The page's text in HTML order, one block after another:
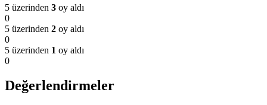
5 üzerinden 3 oy aldı
0
5 üzerinden 2 oy aldı
0
5 üzerinden 1 oy aldı
0
Değerlendirmeler